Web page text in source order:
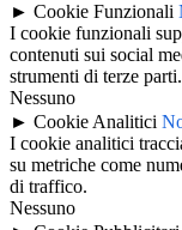
► Cookie Funzionali
I cookie funzionali
contenuti sui social
strumenti di terze parti.
Nessuno
► Cookie Analitici
I cookie analitici
su metriche come
di traffico.
Nessuno